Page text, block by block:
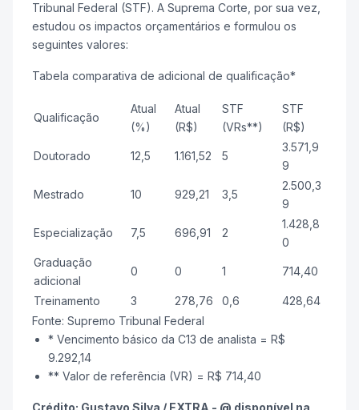
Tribunal Federal (STF). A Suprema Corte, por sua vez,
estudou os impactos orçamentários e formulou os
seguintes valores:
Tabela comparativa de adicional de qualificação*
Qualificação
Atual
(%)
Atual
(R$)
STF
(VRs**)
STF
(R$)
Doutorado 12,5 1.161,52 5
3.571,9
9
Mestrado 10 929,21 3,5
2.500,3
9
Especialização 7,5 696,91 2
1.428,8
0
Graduação
adicional
0 0 1 714,40
Treinamento 3 278,76 0,6
428,64
Fonte: Supremo Tribunal Federal
* Vencimento básico da C13 de analista = R$
9.292,14
** Valor de referência (VR) = R$ 714,40